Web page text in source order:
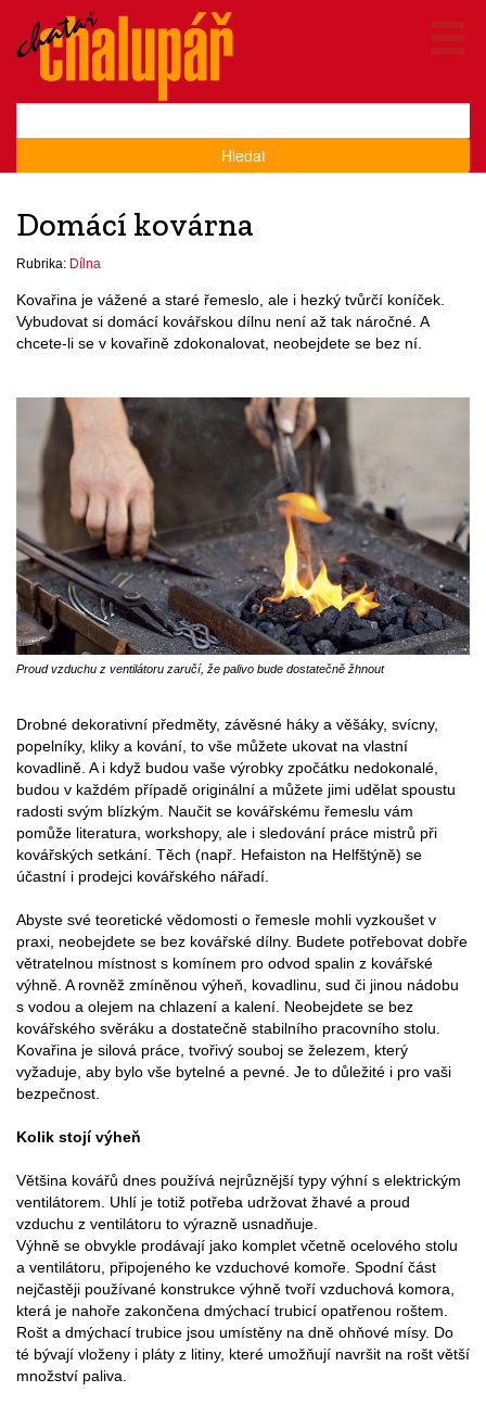
Hledat
Domácí kovárna
Rubrika: Dílna
Kovařina je vážené a staré řemeslo, ale i hezký tvůrčí koníček.
Vybudovat si domácí kovářskou dílnu není až tak náročné. A
chcete-li se v kovařině zdokonalovat, neobejdete se bez ní.
Proud vzduchu z ventilátoru zaručí, že palivo bude dostatečně žhnout
Drobné dekorativní předměty, závěsné háky a věšáky, svícny,
popelníky, kliky a kování, to vše můžete ukovat na vlastní
kovadlině. A i když budou vaše výrobky zpočátku nedokonalé,
budou v každém případě originální a můžete jimi udělat spoustu
radosti svým blízkým. Naučit se kovářskému řemeslu vám
pomůže literatura, workshopy, ale i sledování práce mistrů při
kovářských setkání. Těch (např. Hefaiston na Helfštýně) se
účastní i prodejci kovářského nářadí.
Abyste své teoretické vědomosti o řemesle mohli vyzkoušet v
praxi, neobejdete se bez kovářské dílny. Budete potřebovat dobře
větratelnou místnost s komínem pro odvod spalin z kovářské
výhně. A rovněž zmíněnou výheň, kovadlinu, sud či jinou nádobu
s vodou a olejem na chlazení a kalení. Neobejdete se bez
kovářského svěráku a dostatečně stabilního pracovního stolu.
Kovařina je silová práce, tvořivý souboj se železem, který
vyžaduje, aby bylo vše bytelné a pevné. Je to důležité i pro vaši
bezpečnost.
Kolik stojí výheň
Většina kovářů dnes používá nejrůznější typy výhní s elektrickým
ventilátorem. Uhlí je totiž potřeba udržovat žhavé a proud
vzduchu z ventilátoru to výrazně usnadňuje.
Výhně se obvykle prodávají jako komplet včetně ocelového stolu
a ventilátoru, připojeného ke vzduchové komoře. Spodní část
nejčastěji používané konstrukce výhně tvoří vzduchová komora,
která je nahoře zakončena dmýchací trubicí opatřenou roštem.
Rošt a dmýchací trubice jsou umístěny na dně ohňové mísy. Do
té bývají vloženy i pláty z litiny, které umožňují navršit na rošt větší
množství paliva.